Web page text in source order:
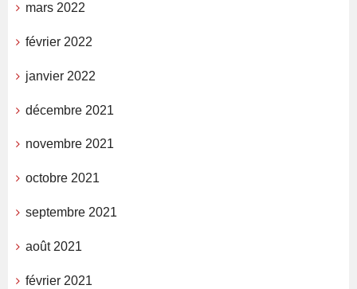
mars 2022
février 2022
janvier 2022
décembre 2021
novembre 2021
octobre 2021
septembre 2021
août 2021
février 2021